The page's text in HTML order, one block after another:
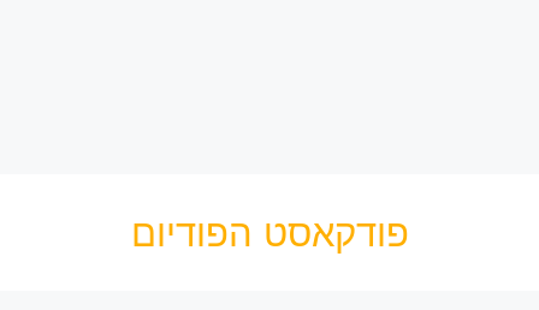
פודקאסט הפודיום